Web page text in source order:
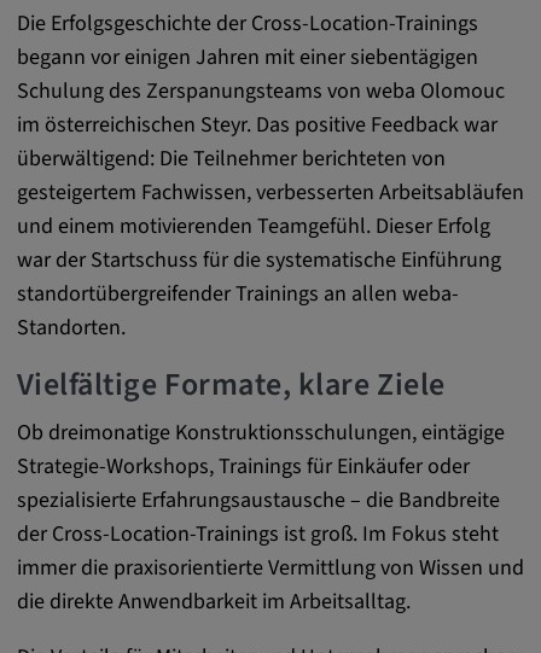
Die Erfolgsgeschichte der Cross-Location-Trainings
begann vor einigen Jahren mit einer siebentägigen
Schulung des Zerspanungsteams von weba Olomouc
im österreichischen Steyr. Das positive Feedback war
überwältigend: Die Teilnehmer berichteten von
gesteigertem Fachwissen, verbesserten Arbeitsabläufen
und einem motivierenden Teamgefühl. Dieser Erfolg
war der Startschuss für die systematische Einführung
standortübergreifender Trainings an allen weba-
Standorten.
Vielfältige Formate, klare Ziele
Ob dreimonatige Konstruktionsschulungen, eintägige
Strategie-Workshops, Trainings für Einkäufer oder
spezialisierte Erfahrungsaustausche – die Bandbreite
der Cross-Location-Trainings ist groß. Im Fokus steht
immer die praxisorientierte Vermittlung von Wissen und
die direkte Anwendbarkeit im Arbeitsalltag.
Anbieter:
google.com
Zweck:
Mit diesen Cookie werden die Präferenzen
und sonstige Informationen des Nutzers
Cookie Laufzeit:
3 Tage
Name:
VISITOR_INFO1_LIVE, YSC, CONSENT,
yt.innertube::nextId, yt.innertube::requests,
yt-remote-cast-installed, yt-remote-
connected-devices, yt-remote-device-id, yt-
remote-fast-check-period, yt-remote-session-
app, yt-remote-session-name, IDE,
LOGIN_INFO, PREF, LOGIN_INFO, PREF,
SEARCH_SAMESITE, OGPC, OTZ, NID,
1P_JAR, DSID, APISID, HSID, SSID, SID,